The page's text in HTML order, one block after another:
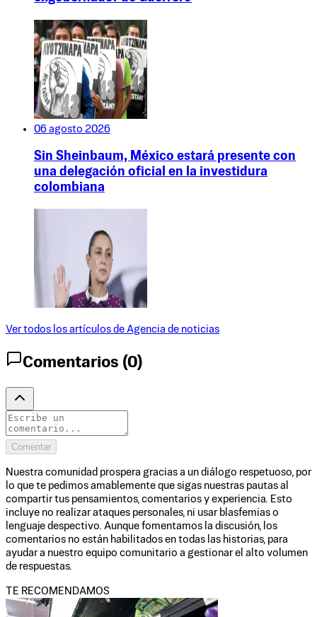
06 agosto 2026
Sin Sheinbaum, México estará presente con
una delegación oficial en la investidura
colombiana
Ver todos los artículos de Agencia de noticias
Comentarios (0)
Comentar
Nuestra comunidad prospera gracias a un diálogo respetuoso, por
lo que te pedimos amablemente que sigas nuestras pautas al
compartir tus pensamientos, comentarios y experiencia. Esto
incluye no realizar ataques personales, ni usar blasfemias o
lenguaje despectivo. Aunque fomentamos la discusión, los
comentarios no están habilitados en todas las historias, para
ayudar a nuestro equipo comunitario a gestionar el alto volumen
de respuestas.
TE RECOMENDAMOS